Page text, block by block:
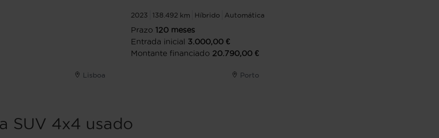
Lisboa
2023 138.492 km Híbrido Automática
Prazo 120 meses
Entrada inicial 3.000,00 €
Montante financiado 20.790,00 €
Porto
SUV 4x4 usado